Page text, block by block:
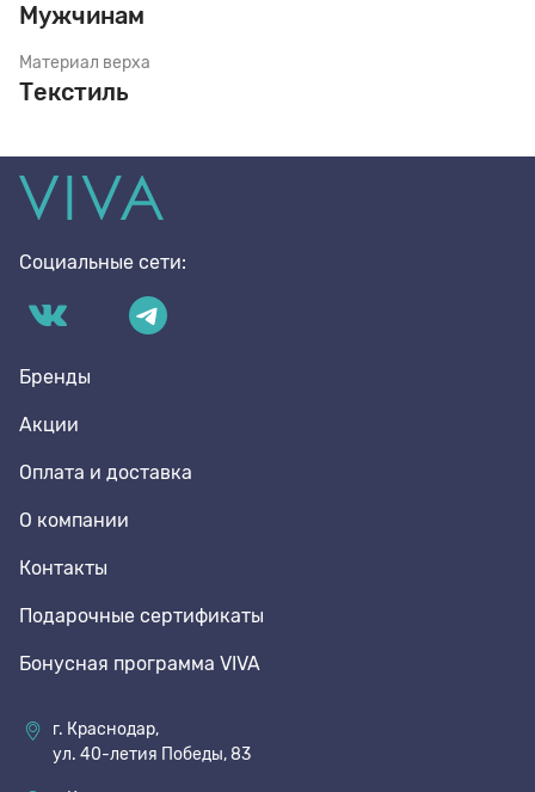
Мужчинам
Материал верха
Текстиль
Социальные сети:
Бренды
Акции
Оплата и доставка
О компании
Контакты
Подарочные сертификаты
Бонусная программа VIVA
г. Краснодар,
ул. 40-летия Победы, 83